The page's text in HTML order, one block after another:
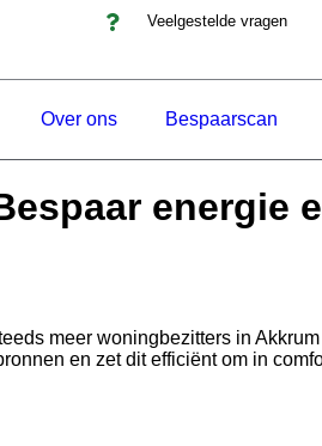
Veelgestelde vragen
Over ons Bespaarscan
energie
meer woningbezitters in
en zet dit efficiënt om in